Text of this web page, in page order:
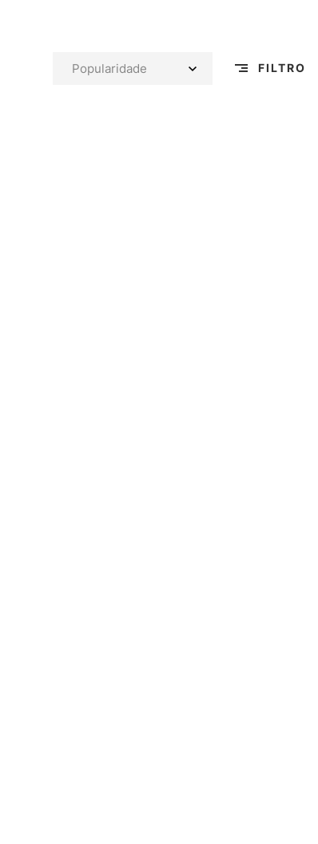
FILTRO